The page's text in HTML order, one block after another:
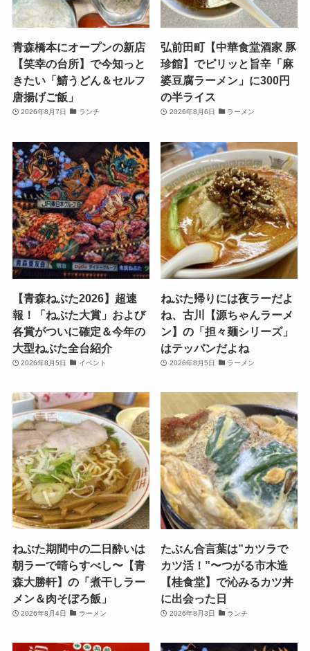
青森橋本にオープンの新店
【笑幸の台所】で今知っと
きたい「鯖うどん＆セルフ
唐揚げご飯」
2026年8月7日 ランチ
弘前田町【中華食堂酒家 豚
珍館】でピリッと旨辛「麻
婆豆腐ラーメン」に300円
の半ライス
2026年8月6日 ラーメン
【青森ねぶた2026】超速
報！「ねぶた大賞」および
各賞がついに確定＆今年の
大型ねぶた全台紹介
2026年8月5日 イベント
ねぶた帰りには夜ラーだよ
ね、古川【源ちゃんラーメ
ン】の「担々麺シリーズ」
はテッパンだよね
2026年8月5日 ラーメン
ねぶた期間中の二日酔いは
朝ラーで晴らすべし〜【青
森大勝軒】の「煮干しラー
メン＆肉そぼろ飯」
2026年8月4日 ラーメン
たぶん合言葉は”カツラで
カツ活！”〜つがる市木造
【桂食堂】で沁みるカツ丼
に出会った日
2026年8月3日 ランチ